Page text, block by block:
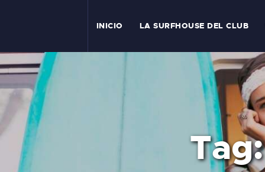
INICIO LA SURFHOUSE DEL CLUB